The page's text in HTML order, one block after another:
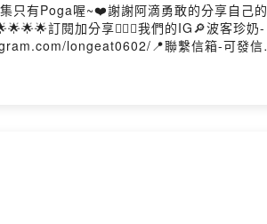
只有Poga喔~❤️謝謝阿滴勇敢的分享自己的
訂閱加分享👍🏻📍我們的IG🔎波客珍奶-
longeat0602/📍聯繫信箱-可發信